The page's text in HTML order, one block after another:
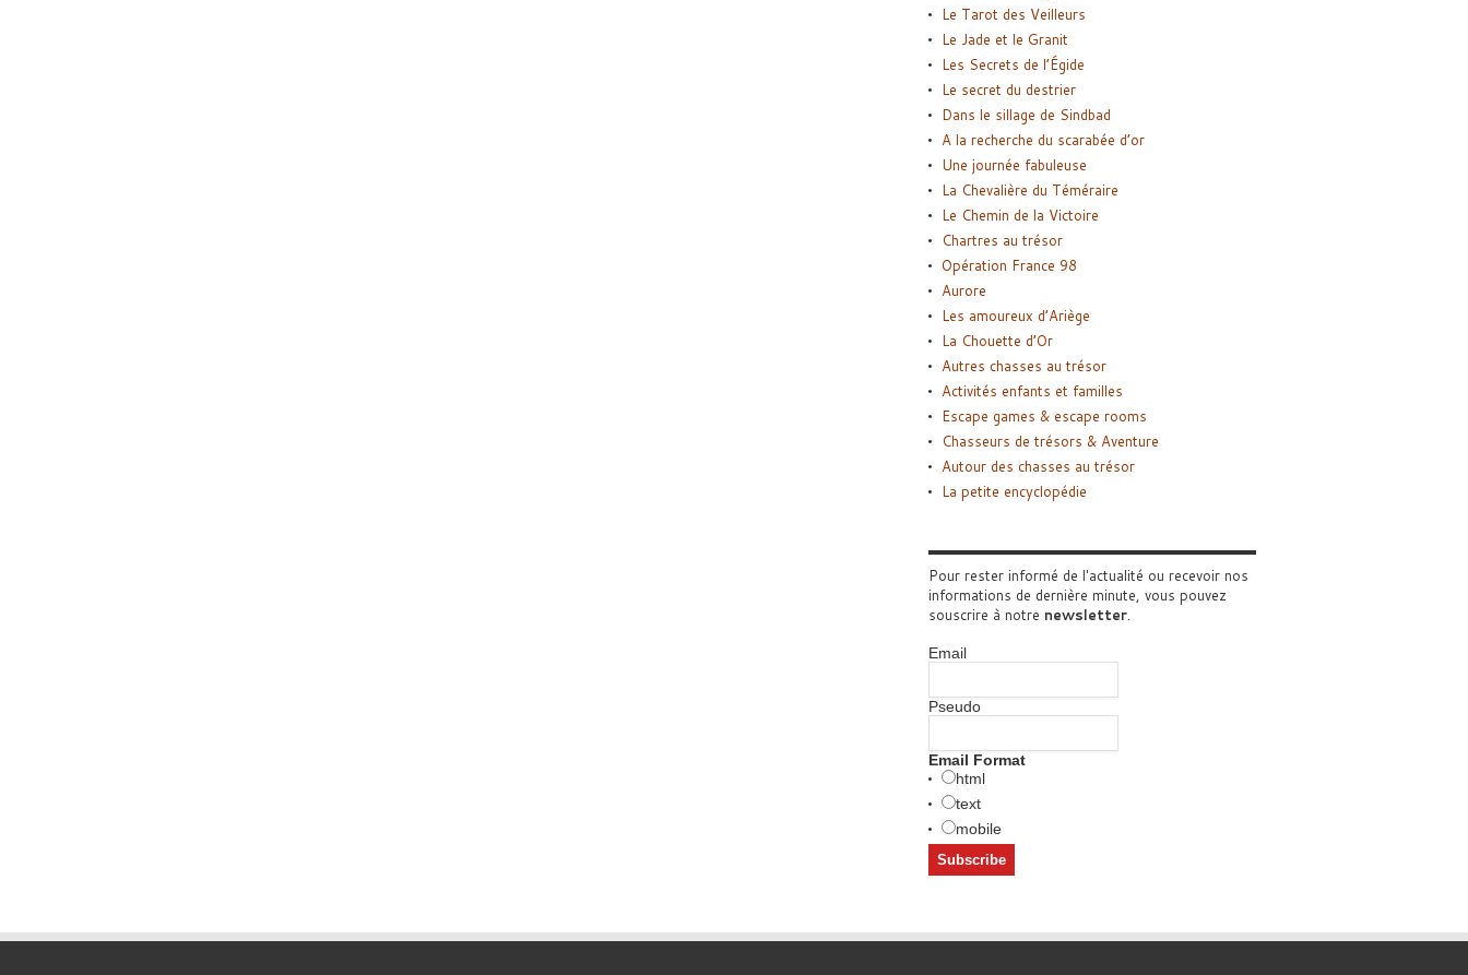
Le Tarot des Veilleurs
Le Jade et le Granit
Les Secrets de l’Égide
Le secret du destrier
Dans le sillage de Sindbad
A la recherche du scarabée d’or
Une journée fabuleuse
La Chevalière du Téméraire
Le Chemin de la Victoire
Chartres au trésor
Opération France 98
Aurore
Les amoureux d’Ariège
La Chouette d’Or
Autres chasses au trésor
Activités enfants et familles
Escape games & escape rooms
Chasseurs de trésors & Aventure
Autour des chasses au trésor
La petite encyclopédie
Pour rester informé de l'actualité ou recevoir nos
informations de dernière minute, vous pouvez
souscrire à notre newsletter.
Email
Pseudo
Email Format
html
text
mobile